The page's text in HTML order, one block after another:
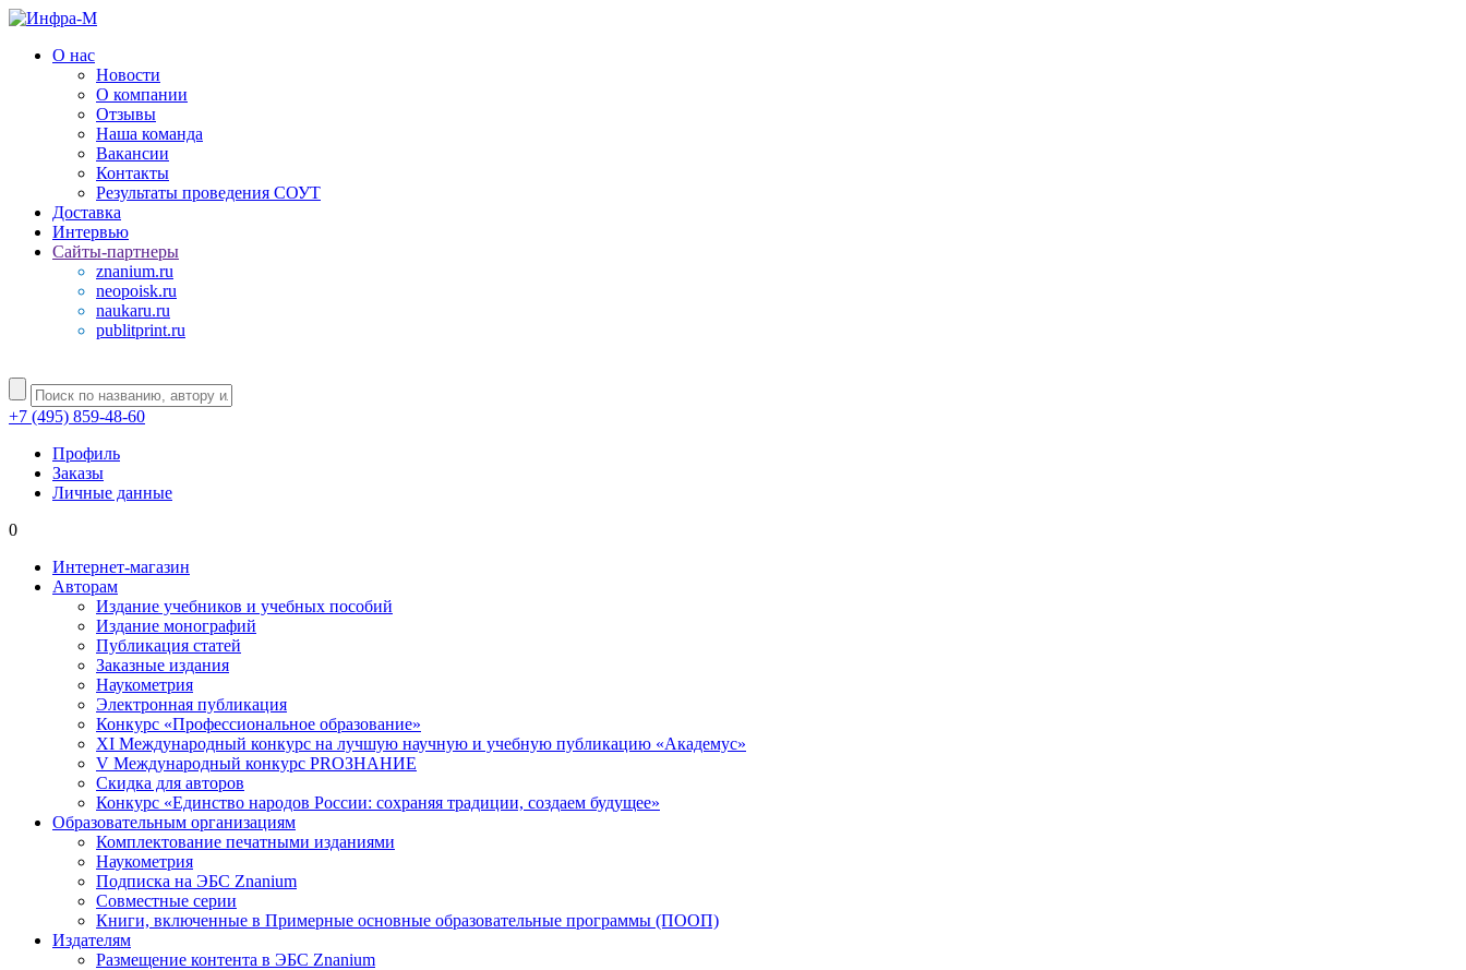
О нас
Новости
О компании
Отзывы
Наша команда
Вакансии
Контакты
Результаты проведения СОУТ
Доставка
Интервью
Сайты-партнеры
znanium.ru
neopoisk.ru
naukaru.ru
publitprint.ru
+7 (495) 859-48-60
Профиль
Заказы
Личные данные
0
Интернет-магазин
Авторам
Издание учебников и учебных пособий
Издание монографий
Публикация статей
Заказные издания
Наукометрия
Электронная публикация
Конкурс «Профессиональное образование»
XI Международный конкурс на лучшую научную и учебную публикацию «Академус»
V Международный конкурс PROЗНАНИЕ
Скидка для авторов
Конкурс «Единство народов России: сохраняя традиции, создаем будущее»
Образовательным организациям
Комплектование печатными изданиями
Наукометрия
Подписка на ЭБС Znanium
Совместные серии
Книги, включенные в Примерные основные образовательные программы (ПООП)
Издателям
Размещение контента в ЭБС Znanium